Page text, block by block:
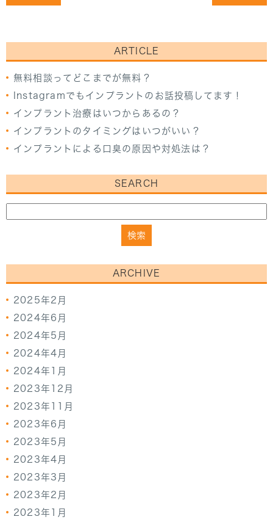
ARTICLE
無料相談ってどこまでが無料？
Instagramでもインプラントのお話投稿してます！
インプラント治療はいつからあるの？
インプラントのタイミングはいつがいい？
インプラントによる口臭の原因や対処法は？
SEARCH
ARCHIVE
2025年2月
2024年6月
2024年5月
2024年4月
2024年1月
2023年12月
2023年11月
2023年6月
2023年5月
2023年4月
2023年3月
2023年2月
2023年1月